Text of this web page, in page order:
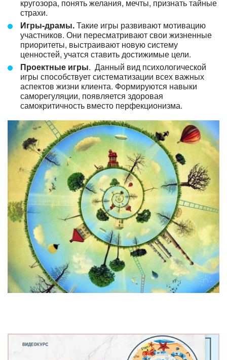
кругозора, понять желания, мечты, признать тайные
страхи.
Игры-драмы.Такие игры развивают мотивацию
участников. Они пересматривают свои жизненные
приоритеты, выстраивают новую систему
ценностей, учатся ставить достижимые цели.
Проектные игры. Данный вид психологической
игры способствует систематизации всех важных
аспектов жизни клиента. Формируются навыки
саморегуляции, появляется здоровая
самокритичность вместо перфекционизма.